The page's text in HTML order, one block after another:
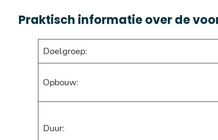
Praktisch informatie over de
Doelgroep:
Opbouw:
Duur: